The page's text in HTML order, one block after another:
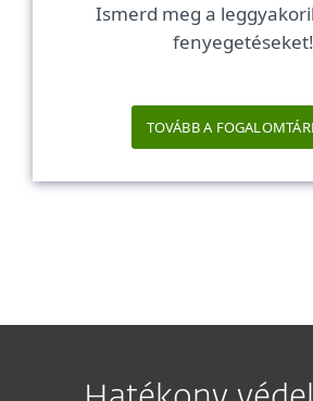
Ismerd meg a
fenyegetéseket!
TOVÁBB A